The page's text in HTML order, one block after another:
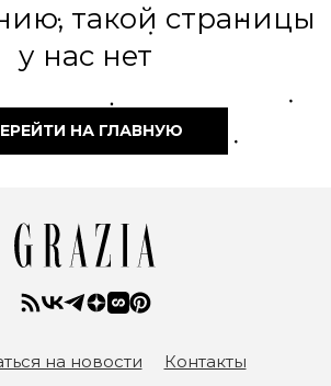
такой страницы
у нас нет
НА ГЛАВНУЮ
на новости Контакты